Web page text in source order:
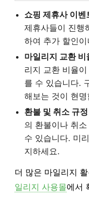
쇼핑 제휴사 이벤
제휴사들이 진행
하여 추가 할인
마일리지 교환 비
리지 교환 비율
를 수 있습니다.
해보는 것이 현명
환불 및 취소 규
의 환불이나 취
수 있습니다. 미
지하세요.
더 많은 마일리지
일리지 사용몰에서